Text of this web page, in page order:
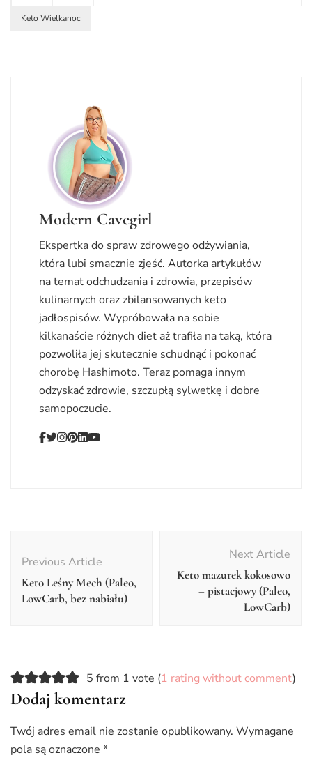
Keto Wielkanoc
Modern Cavegirl
Ekspertka do spraw zdrowego odżywiania,
która lubi smacznie zjeść. Autorka artykułów
na temat odchudzania i zdrowia, przepisów
kulinarnych oraz zbilansowanych keto
jadłospisów. Wypróbowała na sobie
kilkanaście różnych diet aż trafiła na taką, która
pozwoliła jej skutecznie schudnąć i pokonać
chorobę Hashimoto. Teraz pomaga innym
odzyskać zdrowie, szczupłą sylwetkę i dobre
samopoczucie.
Navigation
Previous Article
Keto Leśny Mech (Paleo,
LowCarb, bez nabiału)
Next Article
Keto mazurek kokosowo
– pistacjowy (Paleo,
LowCarb)
5 from 1 vote (1 rating without comment)
Dodaj komentarz
Twój adres email nie zostanie opublikowany. Wymagane
pola są oznaczone *